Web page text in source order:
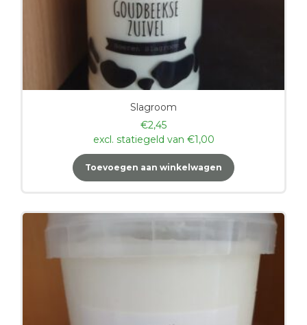
Slagroom
€2,45
excl. statiegeld van €1,00
Toevoegen aan winkelwagen